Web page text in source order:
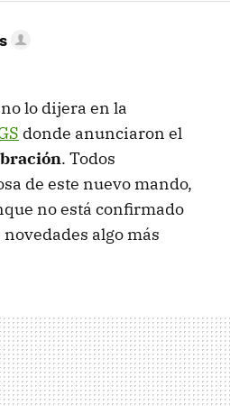
lo dijera en la
donde anunciaron el
. Todos
de este nuevo mando,
no está confirmado
algo más